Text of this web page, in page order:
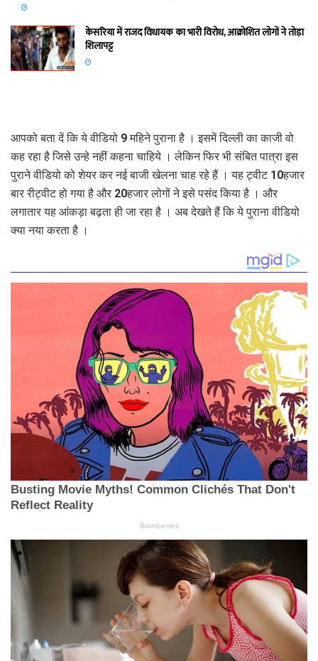
केसरिया में राजद विधायक का भारी विरोध, आक्रोशित लोगों ने तोड़ा
शिलापट्ट
आपको बता दें कि ये वीडियो 9 महिने पुराना है । इसमें दिल्‍ली का काजी वो
कह रहा है जिसे उन्‍हे नहीं कहना चाहिये । लेकिन फिर भी संबित पात्रा इस
पुराने वीडियो को शेयर कर नई बाजी खेलना चाह रहे हैं । यह ट्वीट 10हजार
बार रीट्वीट हो गया है और 20हजार लोगों ने इसे पसंद किया है । और
लगातार यह आंकड़ा बढ़ता ही जा रहा है । अब देखते हैं कि ये पुराना वीडियो
क्‍या नया करता है ।